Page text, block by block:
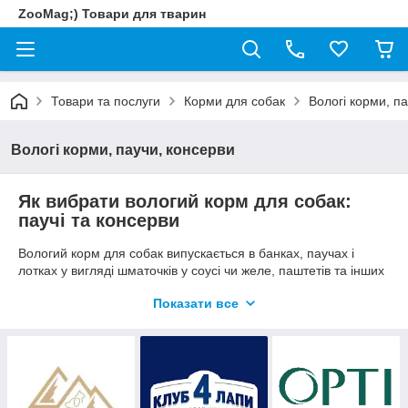
ZooMag;) Товари для тварин
Товари та послуги Корми для собак Вологі корми,
Вологі корми, паучи, консерви
Як вибрати вологий корм для собак:
паучі та консерви
Вологий корм для собак випускається в банках, паучах і
лотках у вигляді шматочків у соусі чи желе, паштетів та інших
вологий корм від додаткового продукту, враховувати вік
вік і розмір тварини;
повнораціонний чи додатковий статус;
Показати все